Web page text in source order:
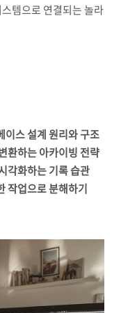
템으로 연결되는 놀라
이스 설계 원리와 구조
환하는 아카이빙 전략
각화하는 기록 습관
작업으로 분해하기